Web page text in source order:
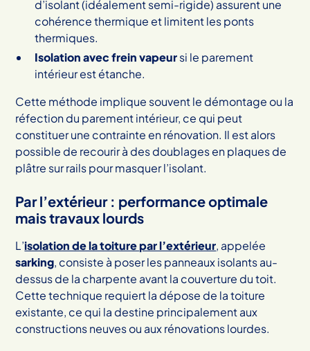
d’isolant (idéalement semi-rigide) assurent une
cohérence thermique et limitent les ponts
thermiques.
Isolation avec frein vapeursi le parement
intérieur est étanche.
Cette méthode implique souvent le démontage ou la
réfection du parement intérieur, ce qui peut
constituer une contrainte en rénovation. Il est alors
possible de recourir à des doublages en plaques de
plâtre sur rails pour masquer l’isolant.
Par l’extérieur : performance optimale
mais travaux lourds
L’isolation de la toiture par l’extérieur, appelée
sarking, consiste à poser les panneaux isolants au-
dessus de la charpente avant la couverture du toit.
Cette technique requiert la dépose de la toiture
existante, ce qui la destine principalement aux
constructions neuves ou aux rénovations lourdes.